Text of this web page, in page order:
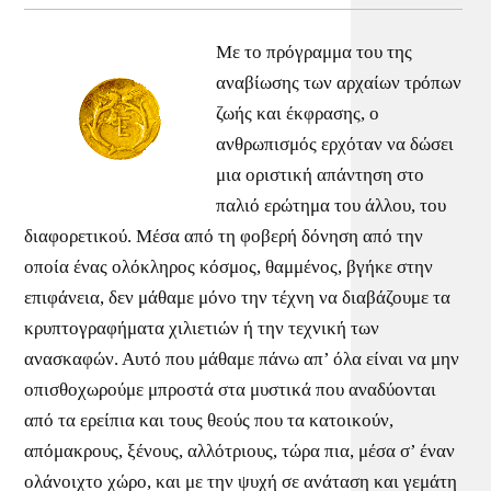
Με το πρόγραμμα του της
αναβίωσης των αρχαίων τρόπων
ζωής και έκφρασης, ο
ανθρωπισμός ερχόταν να δώσει
μια οριστική απάντηση στο
παλιό ερώτημα του άλλου, του
διαφορετικού. Μέσα από τη φοβερή δόνηση από την
οποία ένας ολόκληρος κόσμος, θαμμένος, βγήκε στην
επιφάνεια, δεν μάθαμε μόνο την τέχνη να διαβάζουμε τα
κρυπτογραφήματα χιλιετιών ή την τεχνική των
ανασκαφών. Αυτό που μάθαμε πάνω απ’ όλα είναι να μην
οπισθοχωρούμε μπροστά στα μυστικά που αναδύονται
από τα ερείπια και τους θεούς που τα κατοικούν,
απόμακρους, ξένους, αλλότριους, τώρα πια, μέσα σ’ έναν
ολάνοιχτο χώρο, και με την ψυχή σε ανάταση και γεμάτη